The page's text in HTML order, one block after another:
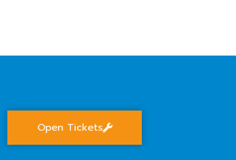
Open Tickets